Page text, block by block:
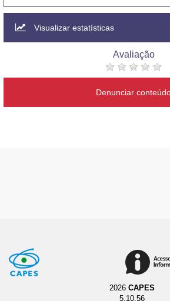
Visualizar estatísticas
Avaliação
Denunciar
2026 CAPES
5.10.56